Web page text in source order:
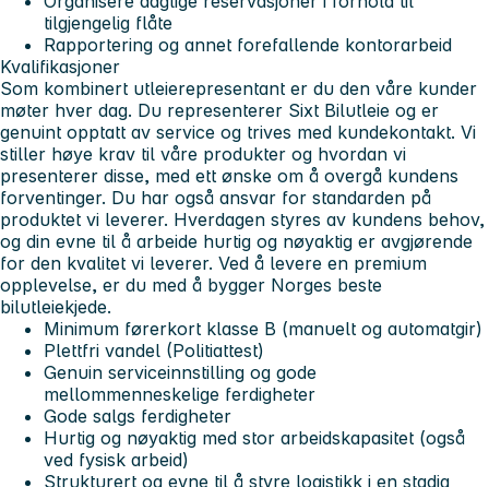
tilgjengelig flåte
Rapportering og annet forefallende kontorarbeid
Kvalifikasjoner
Som kombinert utleierepresentant er du den våre kunder
møter hver dag. Du representerer Sixt Bilutleie og er
genuint opptatt av service og trives med kundekontakt. Vi
stiller høye krav til våre produkter og hvordan vi
presenterer disse, med ett ønske om å overgå kundens
forventinger. Du har også ansvar for standarden på
produktet vi leverer. Hverdagen styres av kundens behov,
og din evne til å arbeide hurtig og nøyaktig er avgjørende
for den kvalitet vi leverer. Ved å levere en premium
opplevelse, er du med å bygger Norges beste
bilutleiekjede.
Minimum førerkort klasse B (manuelt og automatgir)
Plettfri vandel (Politiattest)
Genuin serviceinnstilling og gode
mellommenneskelige ferdigheter
Gode salgs ferdigheter
Hurtig og nøyaktig med stor arbeidskapasitet (også
ved fysisk arbeid)
Strukturert og evne til å styre logistikk i en stadig